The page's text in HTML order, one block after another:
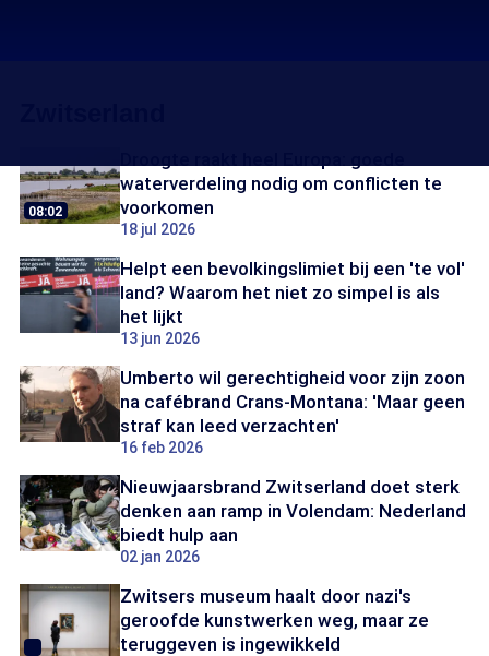
08:02
waterverdeling nodig om conflicten te
voorkomen
18 jul 2026
Helpt een bevolkingslimiet bij een 'te vol'
land? Waarom het niet zo simpel is als
het lijkt
13 jun 2026
Umberto wil gerechtigheid voor zijn zoon
na cafébrand Crans-Montana: 'Maar geen
straf kan leed verzachten'
16 feb 2026
Nieuwjaarsbrand Zwitserland doet sterk
denken aan ramp in Volendam: Nederland
biedt hulp aan
02 jan 2026
Zwitsers museum haalt door nazi's
geroofde kunstwerken weg, maar ze
teruggeven is ingewikkeld